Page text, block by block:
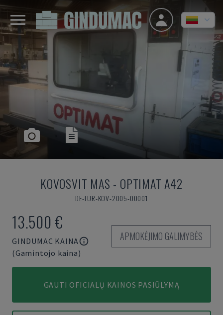
KOVOSVIT MAS - OPTIMAT A42
DE-TUR-KOV-2005-00001
13.500 €
GINDUMAC KAINA
(Gamintojo kaina)
APMOKĖJIMO GALIMYBĖS
GAUTI OFICIALŲ KAINOS PASIŪLYMĄ